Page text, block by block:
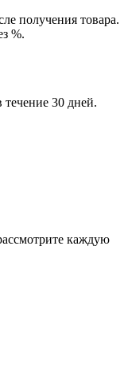
получения товара.
%.
30 дней.
каждую